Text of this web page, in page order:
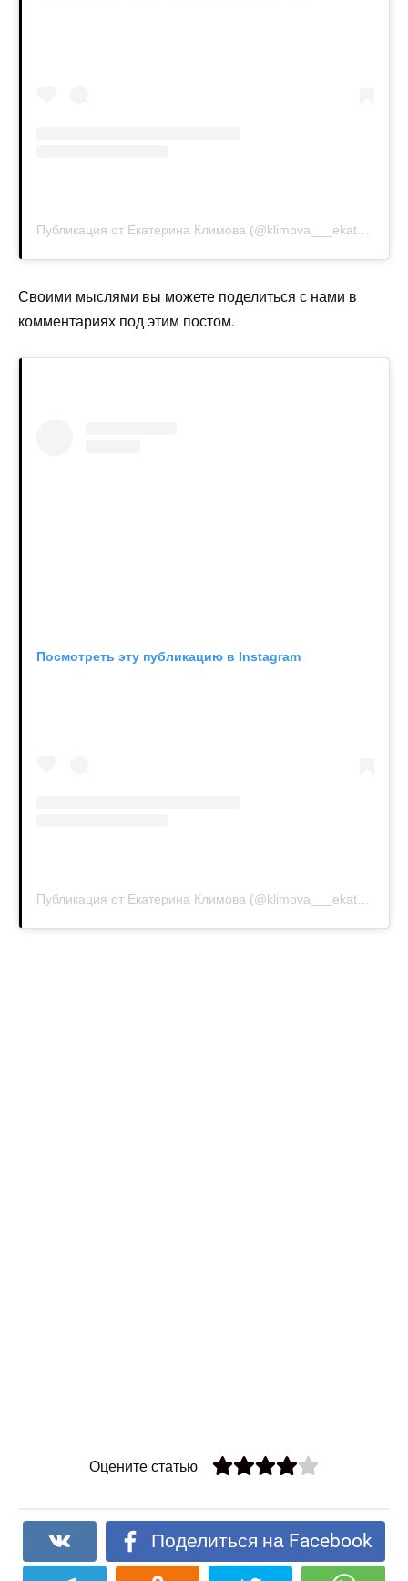
Своими мыслями вы можете поделиться с нами в
комментариях под этим постом.
Посмотреть эту публикацию в Instagram
Публикация от Екатерина Климова (@klimova___ekaterina)
Оцените статью
Поделиться на Facebook